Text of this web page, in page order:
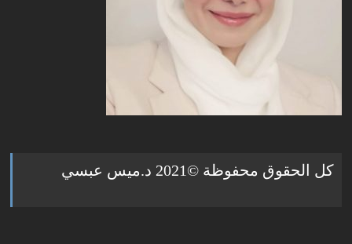
كل الحقوق محفوظة ©2021 د.ميس عبسي